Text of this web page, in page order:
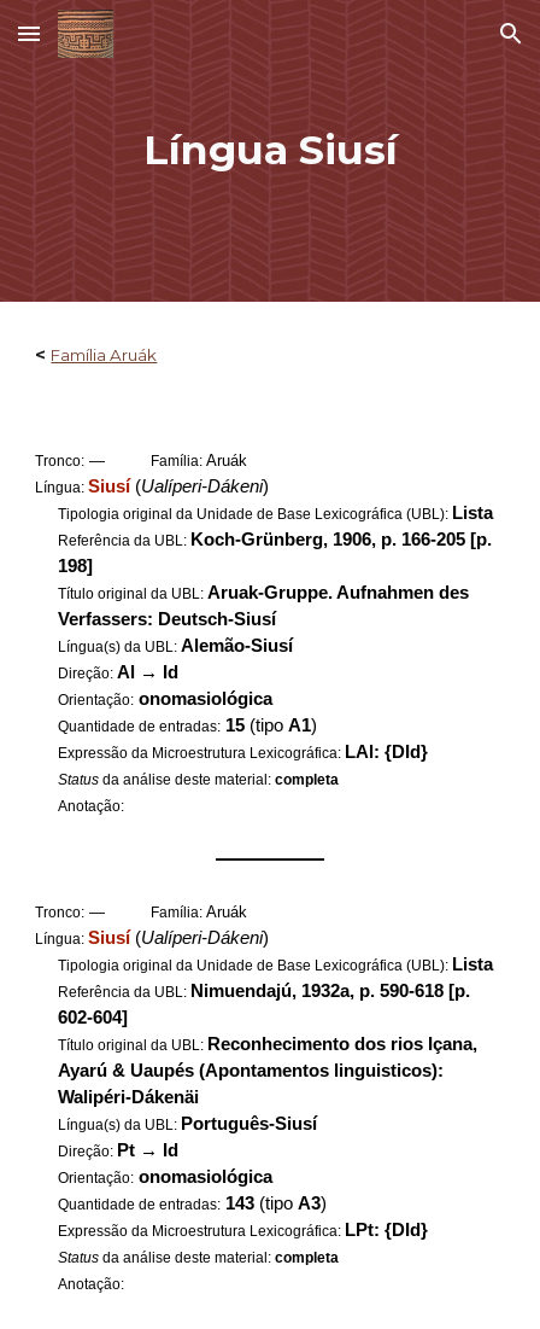
Skip to main content Skip to navigation
Língua Siusí
< Família Aruák
Tronco: — Família: Aruák
Língua:Siusí (Ualíperi-Dákeni)
Tipologia original da Unidade de Base Lexicográfica (UBL): Lista
Referência da UBL: Koch-Grünberg, 1906, p. 166-205 [p.
198]
Título original da UBL:Aruak-Gruppe. Aufnahmen des
Verfassers: Deutsch-Siusí
Língua(s) da UBL:Alemão-Siusí
Direção:Al → Id
Orientação: onomasiológica
Quantidade de entradas: 15 (tipoA1)
Expressão da Microestrutura Lexicográfica: LAl: {DId}
Status da análise deste material:completa
Anotação:
——————
Tronco: — Família: Aruák
Língua:Siusí (Ualíperi-Dákeni)
Tipologia original da Unidade de Base Lexicográfica (UBL): Lista
Referência da UBL: Nimuendajú, 1932a, p. 590-618 [p.
602-604]
Título original da UBL: Reconhecimento dos rios Içana,
Ayarú & Uaupés (Apontamentos linguisticos):
Walipéri-Dákenäi
Língua(s) da UBL: Português-Siusí
Direção: Pt → Id
Orientação: onomasiológica
Quantidade de entradas: 143 (tipoA3)
Expressão da Microestrutura Lexicográfica: LPt: {DId}
Status da análise deste material:completa
Anotação: